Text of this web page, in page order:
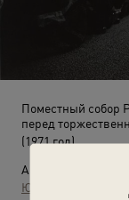
Поместный собор
перед
(1971 год)
Автор:
Юрий Рыбчинский